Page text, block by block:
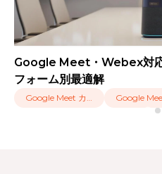
Google Meet・Webex対応
フォーム別最適解
Google Meet カメラ